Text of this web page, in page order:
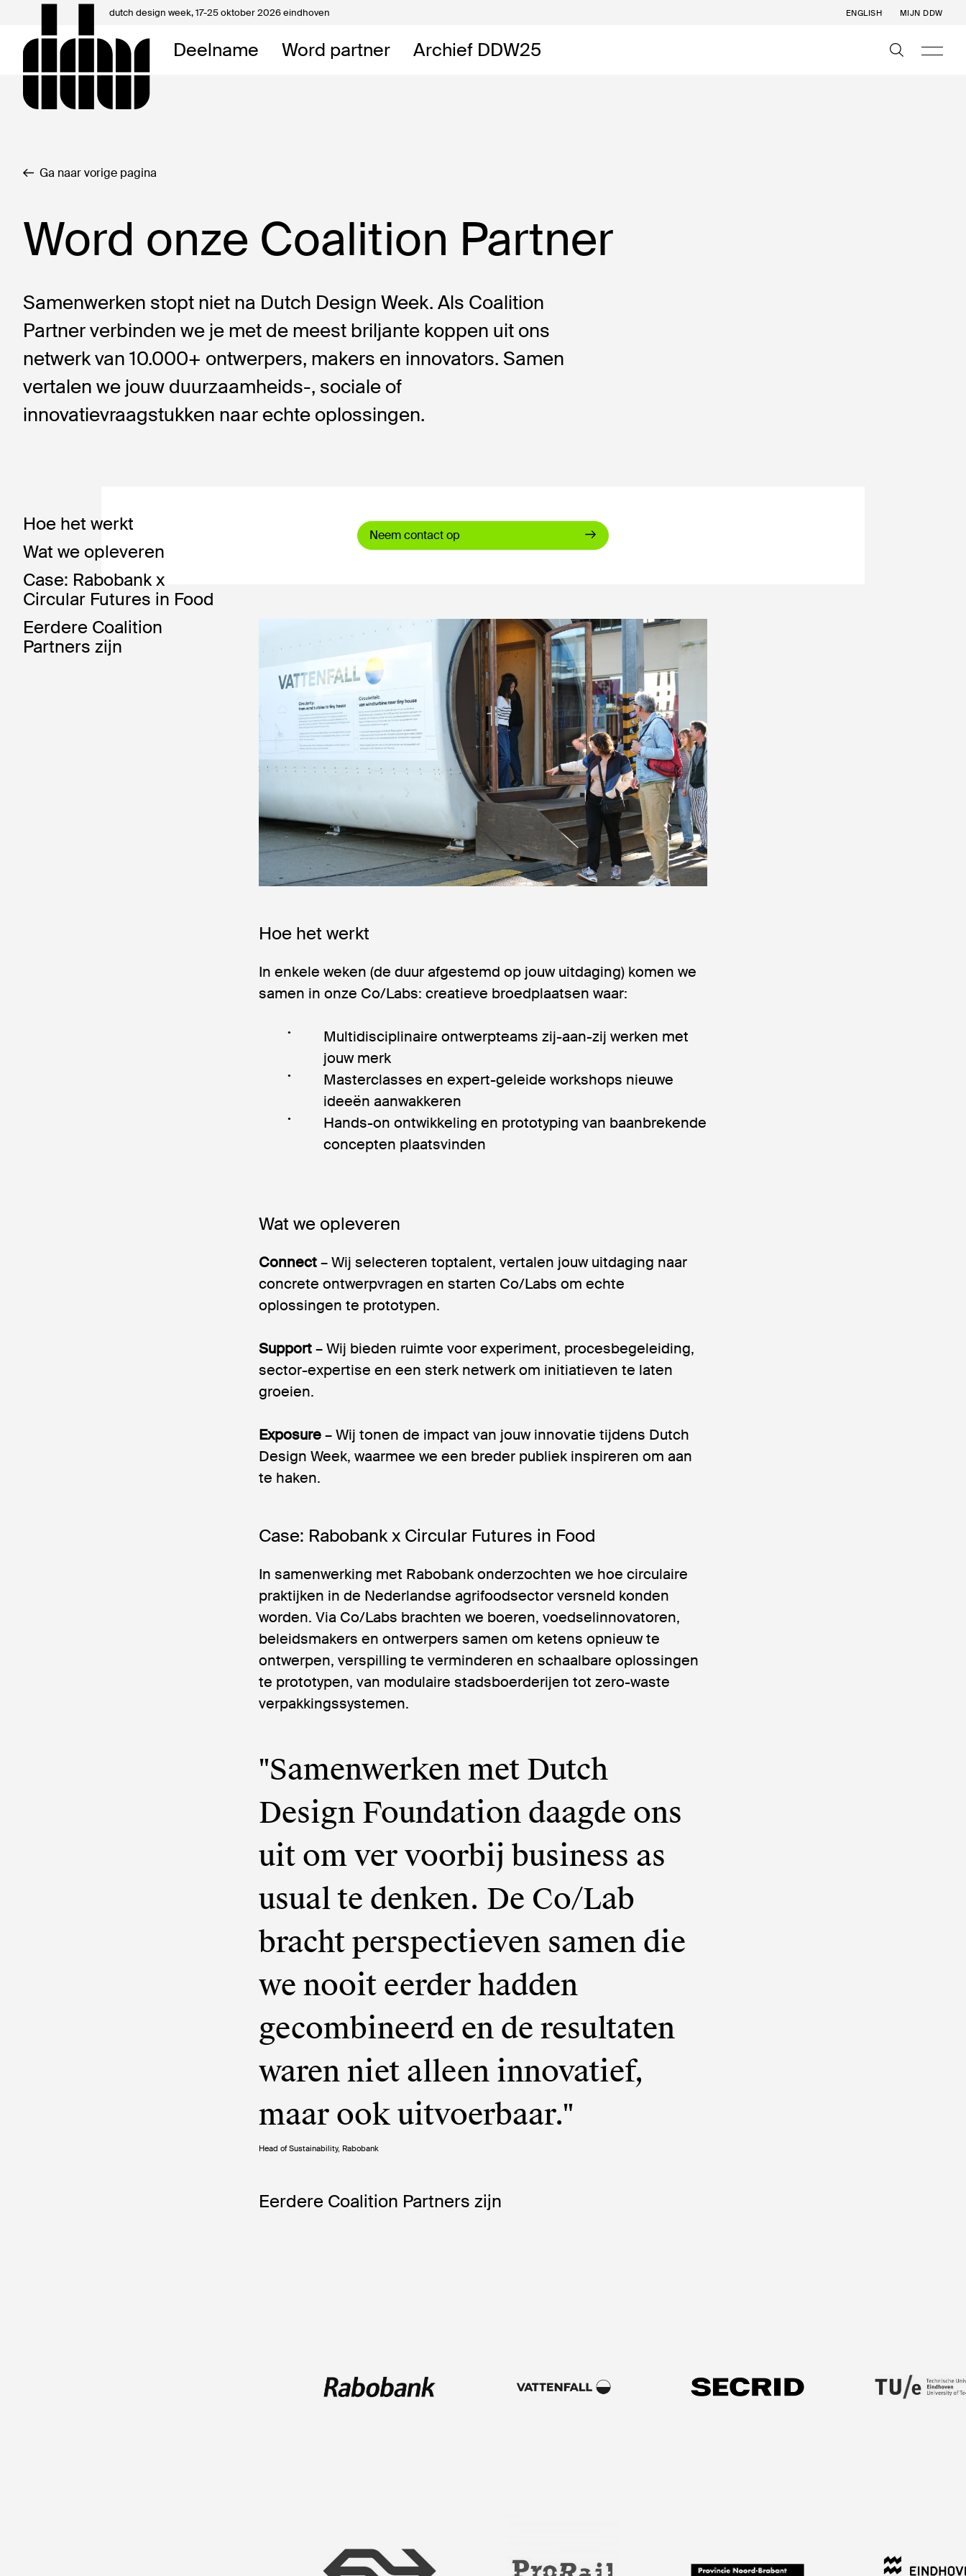
dutch design week,17-25 oktober 2026 eindhoven ENGLISH MIJN DDW
Deelname Word partner Archief DDW25
Mijn DDW
Ga naar vorige pagina
Word onze Coalition Partner
Samenwerken stopt niet na Dutch Design Week. Als Coalition
Partner verbinden we je met de meest briljante koppen uit ons
netwerk van 10.000+ ontwerpers, makers en innovators. Samen
vertalen we jouw duurzaamheids-, sociale of
innovatievraagstukken naar echte oplossingen.
Hoe het werkt
Wat we opleveren
Case: Rabobank x
Circular Futures in Food
Eerdere Coalition
Partners zijn
Neem contact op
Hoe het werkt
In enkele weken (de duur afgestemd op jouw uitdaging) komen we
samen in onze Co/Labs: creatieve broedplaatsen waar:
Multidisciplinaire ontwerpteams zij-aan-zij werken met
jouw merk
Masterclasses en expert-geleide workshops nieuwe
ideeën aanwakkeren
Hands-on ontwikkeling en prototyping van baanbrekende
concepten plaatsvinden
Wat we opleveren
Connect– Wij selecteren toptalent, vertalen jouw uitdaging naar
concrete ontwerpvragen en starten Co/Labs om echte
oplossingen te prototypen.
Support– Wij bieden ruimte voor experiment, procesbegeleiding,
sector-expertise en een sterk netwerk om initiatieven te laten
groeien.
Exposure– Wij tonen de impact van jouw innovatie tijdens Dutch
Design Week, waarmee we een breder publiek inspireren om aan
te haken.
Case: Rabobank x Circular Futures in Food
In samenwerking met Rabobank onderzochten we hoe circulaire
praktijken in de Nederlandse agrifoodsector versneld konden
worden. Via Co/Labs brachten we boeren, voedselinnovatoren,
beleidsmakers en ontwerpers samen om ketens opnieuw te
ontwerpen, verspilling te verminderen en schaalbare oplossingen
te prototypen, van modulaire stadsboerderijen tot zero-waste
verpakkingssystemen.
"Samenwerken met Dutch
Design Foundation daagde ons
uit om ver voorbij business as
usual te denken. De Co/Lab
bracht perspectieven samen die
we nooit eerder hadden
gecombineerd en de resultaten
waren niet alleen innovatief,
maar ook uitvoerbaar."
Head of Sustainability, Rabobank
Eerdere Coalition Partners zijn